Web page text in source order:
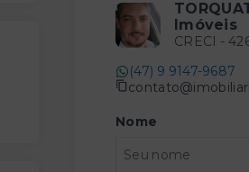
Imóveis
CRECI -
(47) 9 9147-9687
Nome